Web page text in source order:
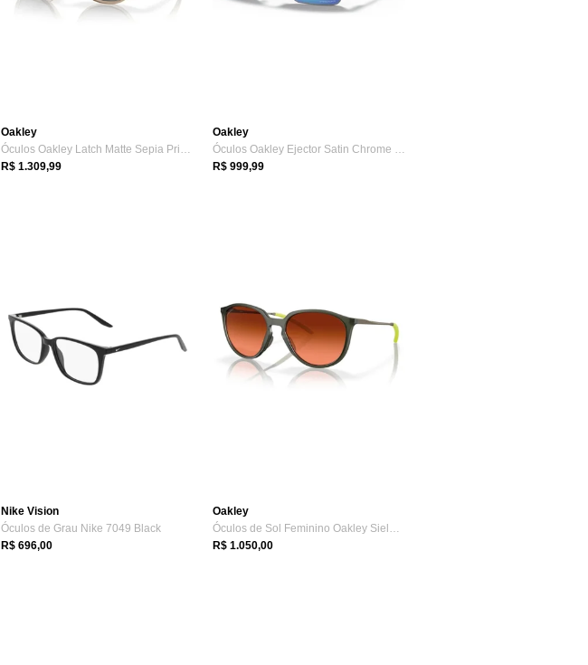
Oakley
Óculos Oakley Latch Matte Sepia Prizm Bl...
R$ 1.309,99
Oakley
Óculos Oakley Ejector Satin Chrome Prizm Sapphire
R$ 999,99
Nike Vision
Óculos de Grau Nike 7049 Black
R$ 696,00
Oakley
Óculos de Sol Feminino Oakley Sielo Priz...
R$ 1.050,00